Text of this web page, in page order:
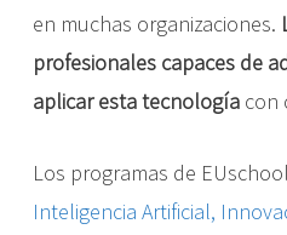
en muchas organizaciones.
profesionales capaces de
aplicar esta tecnología con
Los programas de
Inteligencia Artificial,